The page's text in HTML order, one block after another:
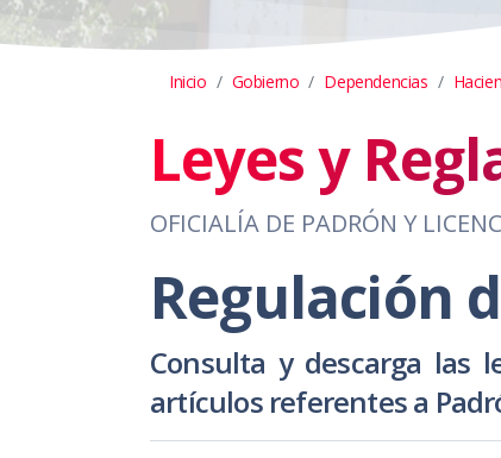
Inicio Gobierno Dependencias
Leyes y
OFICIALÍA DE PADRÓN Y
Regulación
Consulta y descarga las
artículos referentes a